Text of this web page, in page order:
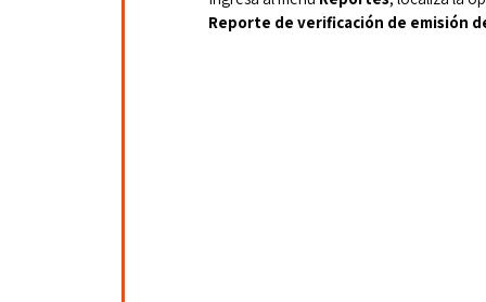
Reporte de verificación de emisión